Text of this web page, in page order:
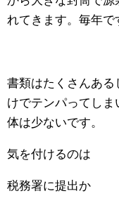
れてきます。毎年で
書類はたくさんあ
けでテンパってし
体は少ないです。
気を付けるのは
税務署に提出か